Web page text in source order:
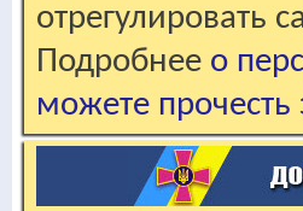
отрегулировать
Подробнее о
можете прочесть